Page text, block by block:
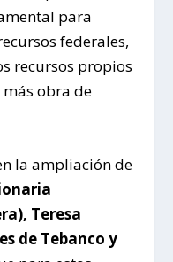
para
federales,
recursos propios
obra de
la ampliación de
Teresa
de Tebanco y